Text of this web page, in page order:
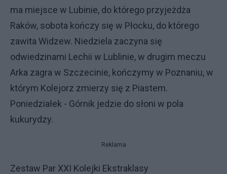
ma miejsce w Lubinie, do którego przyjeżdża
Raków, sobota kończy się w Płocku, do którego
zawita Widzew. Niedziela zaczyna się
odwiedzinami Lechii w Lublinie, w drugim meczu
Arka zagra w Szczecinie, kończymy w Poznaniu, w
którym Kolejorz zmierzy się z Piastem.
Poniedziałek - Górnik jedzie do słoni w pola
kukurydzy.
Reklama
Zestaw Par XXI Kolejki Ekstraklasy